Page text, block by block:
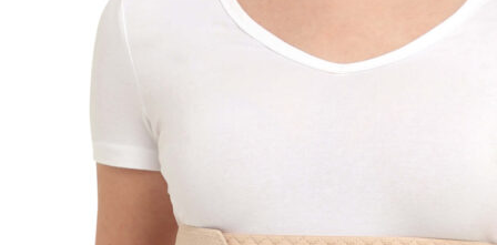
Индивидуальное ортезирование